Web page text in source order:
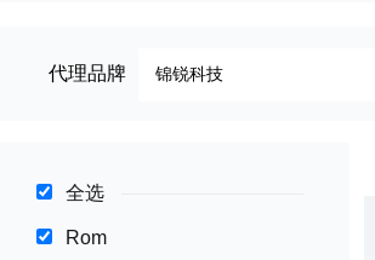
代理品牌
全选
Rom